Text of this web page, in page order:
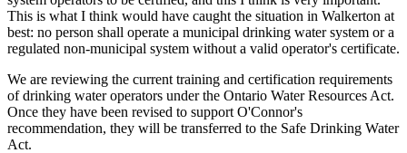
This is what I think would have caught the situation in Walkerton at
best: no person shall operate a municipal drinking water system or a
regulated non-municipal system without a valid operator's certificate.
We are reviewing the current training and certification requirements
of drinking water operators under the Ontario Water Resources Act.
Once they have been revised to support O'Connor's
recommendation, they will be transferred to the Safe Drinking Water
Act.